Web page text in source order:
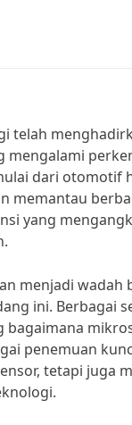
telah
mengalami
dari
memantau
yang
menjadi
ini. Berbagai
penemuan
tetapi juga